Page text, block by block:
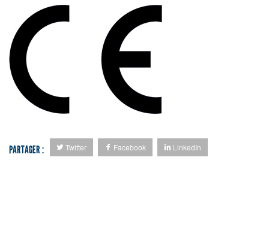
PARTAGER : Twitter Facebook LinkedIn